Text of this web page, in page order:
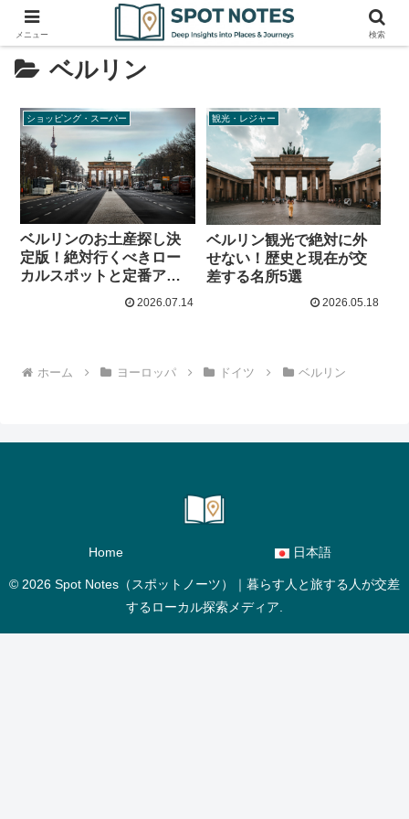
ベルリン
ショッピング・スーパー
ベルリンのお土産探し決
定版！絶対行くべきロー
カルスポットと定番アン
ペルマン完全攻略
2026.07.14
観光・レジャー
ベルリン観光で絶対に外
せない！歴史と現在が交
差する名所5選
2026.05.18
ホーム ヨーロッパ ドイツ ベルリン
Home 日本語
© 2026 Spot Notes（スポットノーツ）｜暮らす人と旅する人が交差
するローカル探索メディア.
メニュー 検索